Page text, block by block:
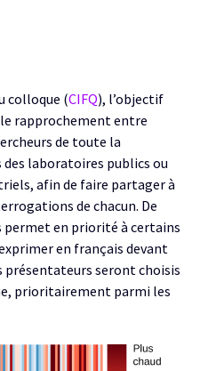
colloque (CIFQ), l’objectif
rapprochement entre
de toute la
laboratoires publics ou
afin de faire partager à
de chacun. De
permet en priorité à certains
en français devant
présentateurs seront choisis
prioritairement parmi les